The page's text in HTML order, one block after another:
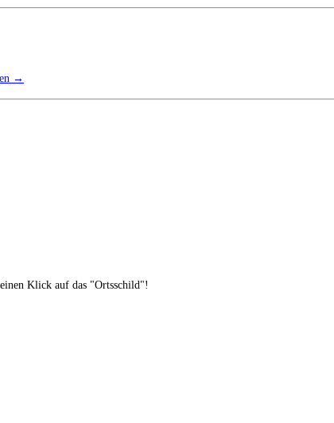
→
Klick auf das "Ortsschild"!